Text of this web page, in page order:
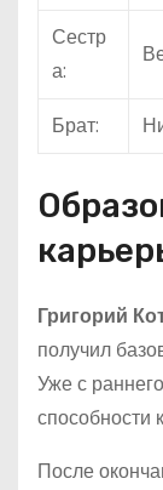
Сестр
а:
Брат:
Григорий
получил
Уже с
способности
После